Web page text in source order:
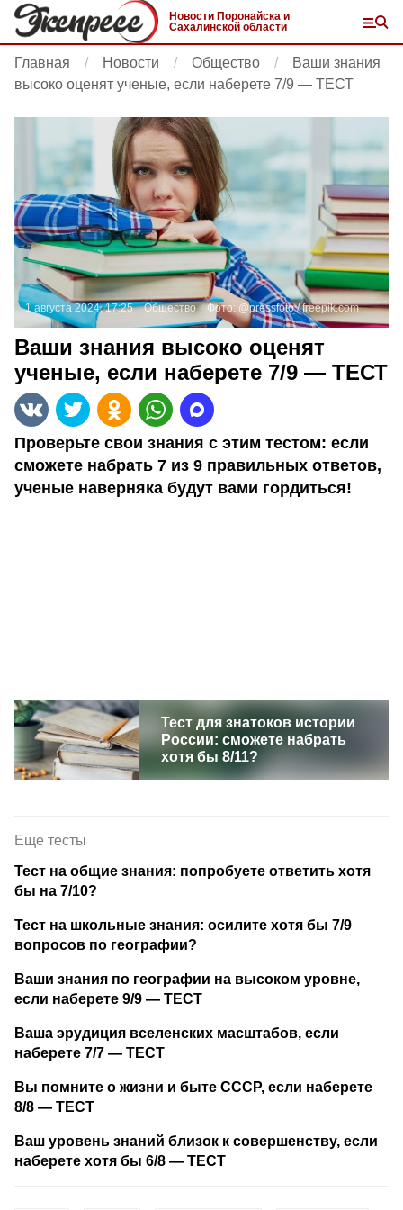
Новости Поронайска и
Сахалинской области
Главная Новости Общество
Ваши знания
высоко оценят ученые, если наберете 7/9 — ТЕСТ
1 августа 2024, 17:25 Общество Фото: @pressfoto /freepik.com
Ваши знания высоко оценят
ученые, если наберете 7/9 — ТЕСТ
Проверьте свои знания с этим тестом: если
сможете набрать 7 из 9 правильных ответов,
ученые наверняка будут вами гордиться!
Тест для знатоков истории
России: сможете набрать
хотя бы 8/11?
Еще тесты
Тест на общие знания: попробуете ответить хотя
бы на 7/10?
Тест на школьные знания: осилите хотя бы 7/9
вопросов по географии?
Ваши знания по географии на высоком уровне,
если наберете 9/9 — ТЕСТ
Ваша эрудиция вселенских масштабов, если
наберете 7/7 — ТЕСТ
Вы помните о жизни и быте СССР, если наберете
8/8 — ТЕСТ
Ваш уровень знаний близок к совершенству, если
наберете хотя бы 6/8 — ТЕСТ